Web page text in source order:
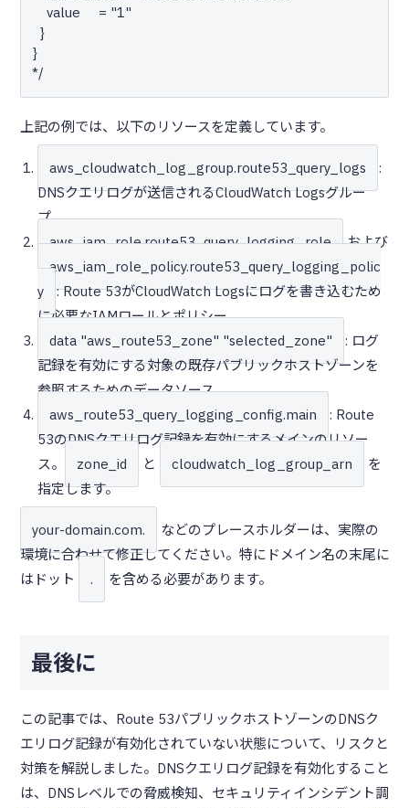
}
上記の例では、以下のリソースを定義しています。
aws_cloudwatch_log_group.route53_query_logs
:
DNSクエリログが送信されるCloudWatch Logsグルー
プ。
aws_iam_role.route53_query_logging_role
および
aws_iam_role_policy.route53_query_logging_polic
y
: Route 53がCloudWatch Logsにログを書き込むため
に必要なIAMロールとポリシー。
data "aws_route53_zone" "selected_zone"
: ログ
記録を有効にする対象の既存パブリックホストゾーンを
参照するためのデータソース。
aws_route53_query_logging_config.main
: Route
53のDNSクエリログ記録を有効にするメインのリソー
ス。
zone_id と cloudwatch_log_group_arn
を
指定します。
your-domain.com.
などのプレースホルダーは、実際の
環境に合わせて修正してください。特にドメイン名の末尾に
はドット
. を含める必要があります。
最後に
この記事では、Route 53パブリックホストゾーンのDNSク
エリログ記録が有効化されていない状態について、リスクと
対策を解説しました。DNSクエリログ記録を有効化すること
は、DNSレベルでの脅威検知、セキュリティインシデント調